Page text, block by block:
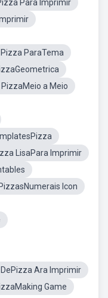
Para Imprimir
Pizza ParaTema
PizzaMeio a Meio
LisaPara Imprimir
PizzasNumerais Icon
DePizza Ara Imprimir
Game